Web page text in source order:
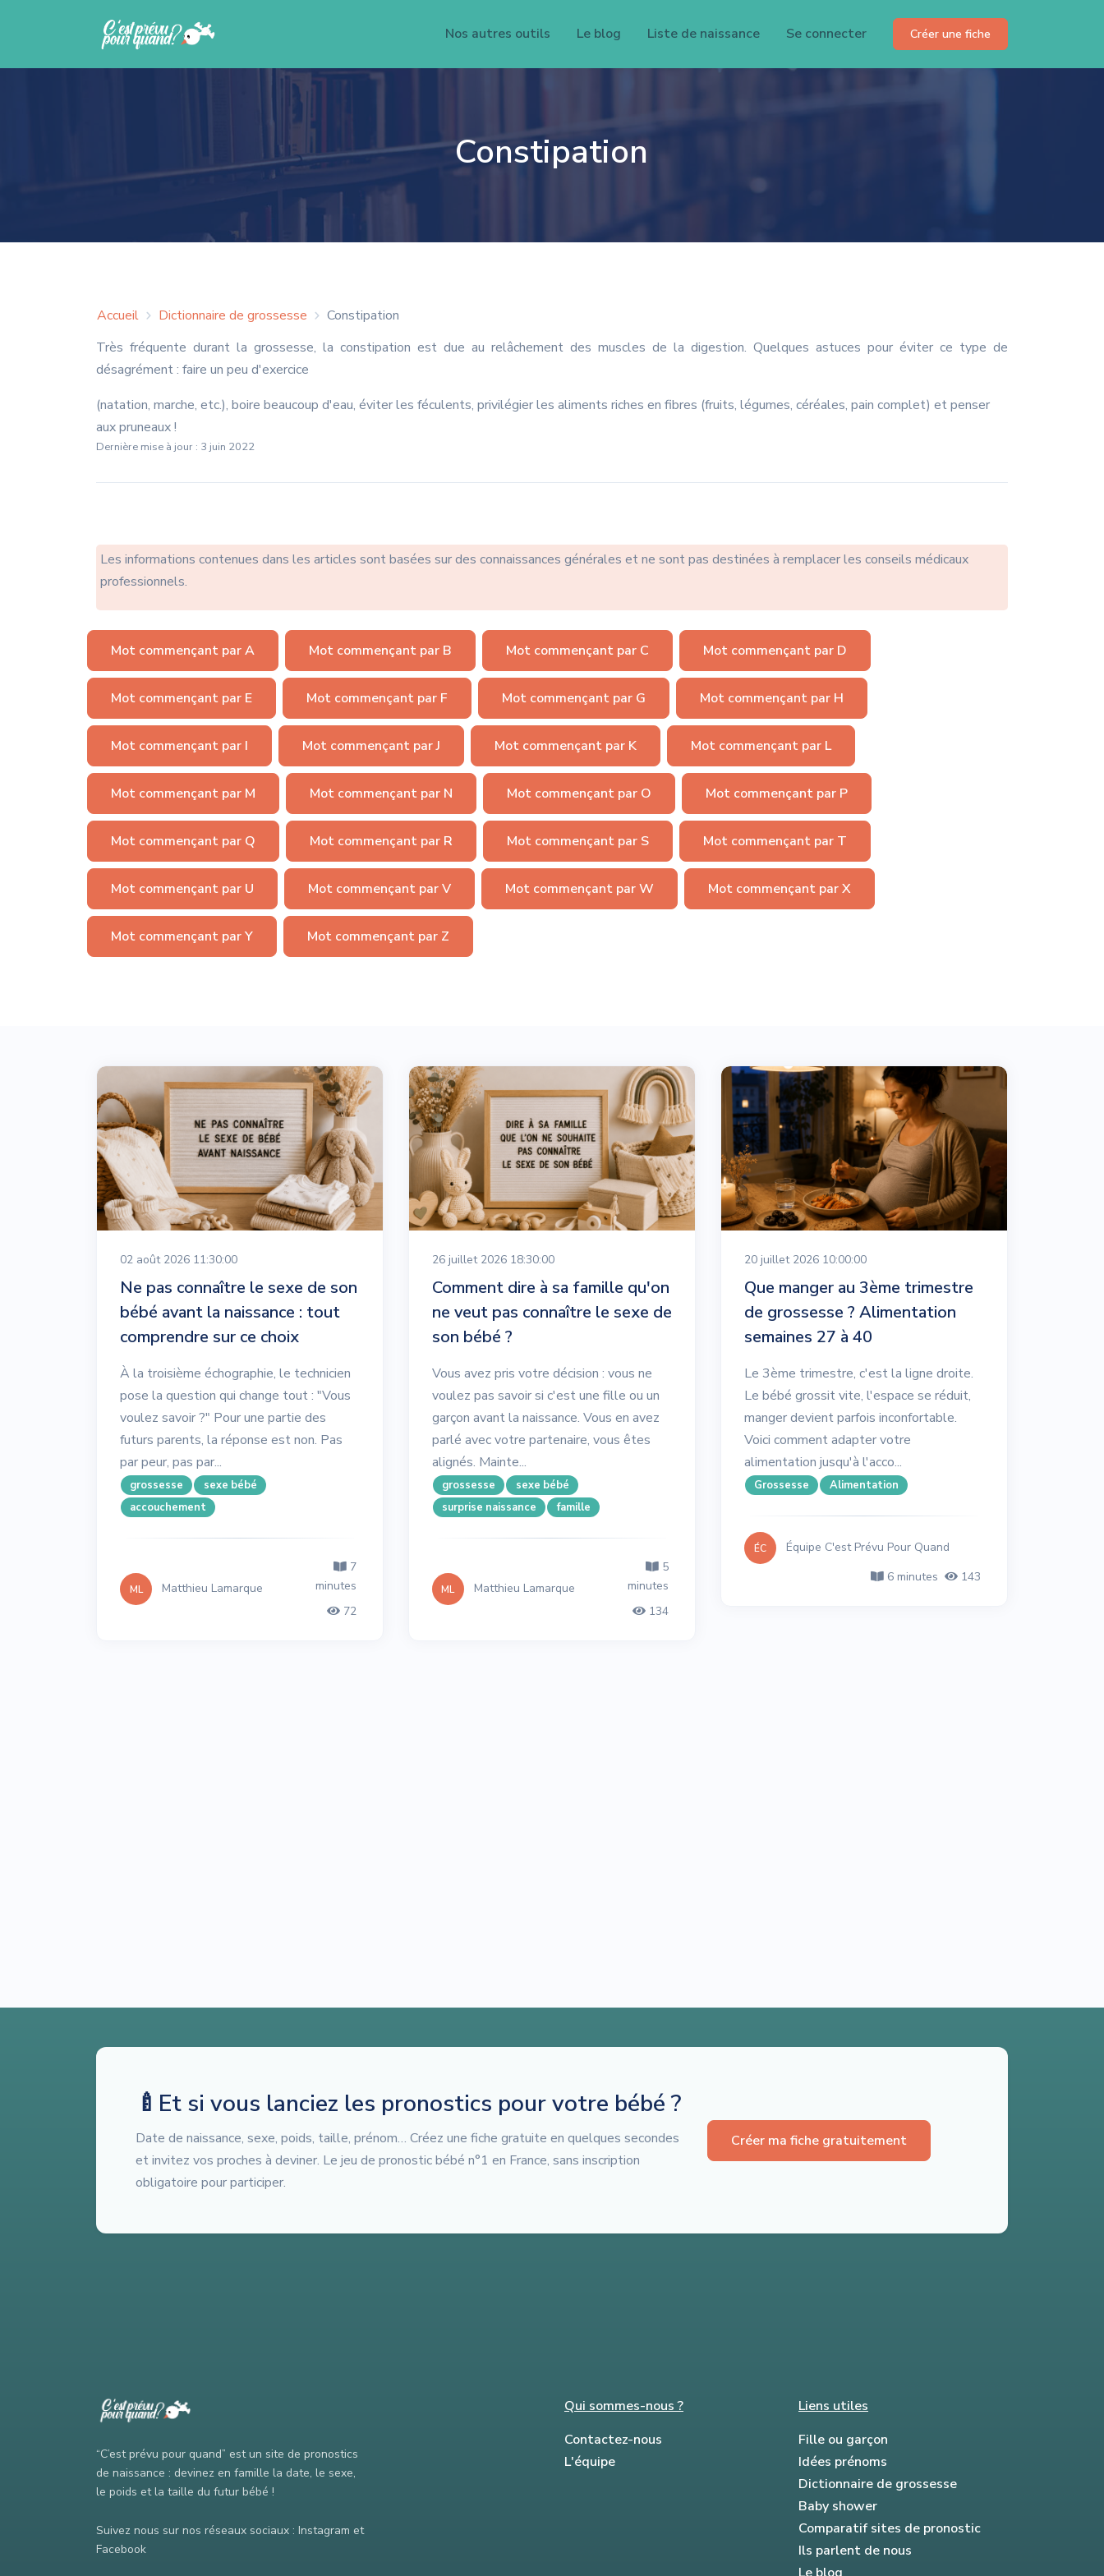
Nos autres outils Le blog Liste de naissance Se connecter Créer une fiche
Constipation
Accueil Dictionnaire de grossesse
Constipation
Très fréquente durant la grossesse, la constipation est due au relâchement des muscles de la digestion. Quelques astuces pour éviter ce type de
désagrément : faire un peu d'exercice
(natation, marche, etc.), boire beaucoup d'eau, éviter les féculents, privilégier les aliments riches en fibres (fruits, légumes, céréales, pain complet) et penser
aux pruneaux !
Dernière mise à jour : 3 juin 2022
Les informations contenues dans les articles sont basées sur des connaissances générales et ne sont pas destinées à remplacer les conseils médicaux
professionnels.
Mot commençant par A Mot commençant par B Mot commençant par C Mot commençant par D
Mot commençant par E Mot commençant par F Mot commençant par G Mot commençant par H
Mot commençant par I Mot commençant par J Mot commençant par K Mot commençant par L
Mot commençant par M Mot commençant par N Mot commençant par O Mot commençant par P
Mot commençant par Q Mot commençant par R Mot commençant par S Mot commençant par T
Mot commençant par U Mot commençant par V Mot commençant par W Mot commençant par X
Mot commençant par Y Mot commençant par Z
02 août 2026 11:30:00
Ne pas connaître le sexe de son
bébé avant la naissance : tout
comprendre sur ce choix
À la troisième échographie, le technicien
pose la question qui change tout : "Vous
voulez savoir ?" Pour une partie des
futurs parents, la réponse est non. Pas
par peur, pas par...
grossesse
sexe bébé
accouchement
ML Matthieu Lamarque
7
minutes
72
26 juillet 2026 18:30:00
Comment dire à sa famille qu'on
ne veut pas connaître le sexe de
son bébé ?
Vous avez pris votre décision : vous ne
voulez pas savoir si c'est une fille ou un
garçon avant la naissance. Vous en avez
parlé avec votre partenaire, vous êtes
alignés. Mainte...
grossesse
sexe bébé
surprise naissance
famille
ML Matthieu Lamarque
5
minutes
134
20 juillet 2026 10:00:00
Que manger au 3ème trimestre
de grossesse ? Alimentation
semaines 27 à 40
Le 3ème trimestre, c'est la ligne droite.
Le bébé grossit vite, l'espace se réduit,
manger devient parfois inconfortable.
Voici comment adapter votre
alimentation jusqu'à l'acco...
Grossesse Alimentation
ÉC
Équipe C'est Prévu Pour Quand
6 minutes
143
🍼 Et si vous lanciez les pronostics pour votre bébé ?
Date de naissance, sexe, poids, taille, prénom… Créez une fiche gratuite en quelques secondes
et invitez vos proches à deviner. Le jeu de pronostic bébé n°1 en France, sans inscription
obligatoire pour participer.
Créer ma fiche gratuitement
“C’est prévu pour quand” est un site de pronostics
de naissance : devinez en famille la date, le sexe,
le poids et la taille du futur bébé !
Suivez nous sur nos réseaux sociaux : Instagram et
Facebook
Qui sommes-nous ?
Contactez-nous
L'équipe
Liens utiles
Fille ou garçon
Idées prénoms
Dictionnaire de grossesse
Baby shower
Comparatif sites de pronostic
Ils parlent de nous